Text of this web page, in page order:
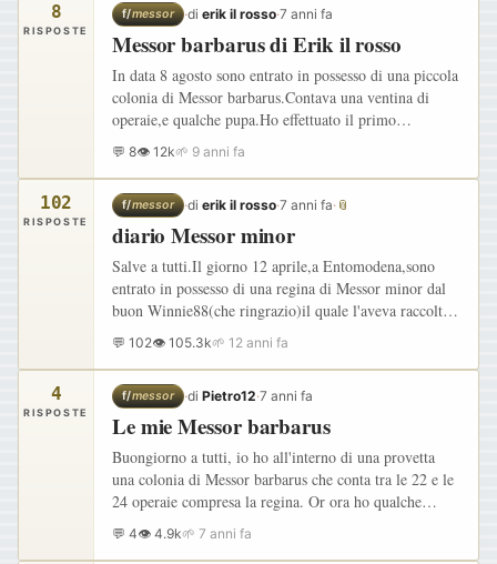
8
RISPOSTE
f/messor ·di erik il rosso·7 anni fa
Messor barbarus di Erik il rosso
In data 8 agosto sono entrato in possesso di una piccola
colonia di Messor barbarus.Contava una ventina di
operaie,e qualche pupa.Ho effettuato il primo
trasferimento,riducendo l'ingresso con una cannuccia e
del…
💬 8👁 12k🌱 9 anni fa
102
RISPOSTE
f/messor ·di erik il rosso·7 anni fa· 📎
diario Messor minor
Salve a tutti.Il giorno 12 aprile,a Entomodena,sono
entrato in possesso di una regina di Messor minor dal
buon Winnie88(che ringrazio)il quale l'aveva raccolta
sulle pendici del Vesuvio.La regina aveva già un
gruppetto…
💬 102👁 105.3k🌱 12 anni fa
4
RISPOSTE
f/messor ·di Pietro12·7 anni fa
Le mie Messor barbarus
Buongiorno a tutti, io ho all'interno di una provetta
una colonia di Messor barbarus che conta tra le 22 e le
24 operaie compresa la regina. Or ora ho qualche
domanda sul da farsi: 1) Per le Messor barbarus
ibernazione…
💬 4👁 4.9k🌱 7 anni fa